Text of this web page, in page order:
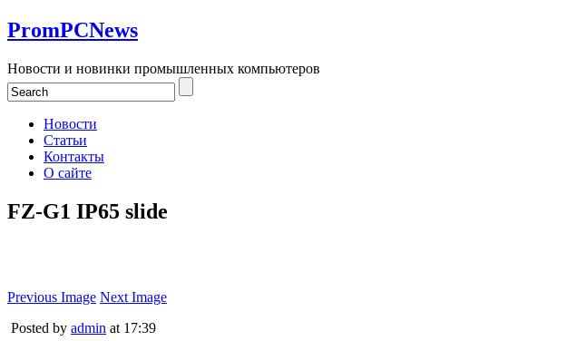
PromPCNews
Новости и новинки промышленных компьютеров
Новости
Статьи
Контакты
О сайте
FZ-G1 IP65 slide
Previous Image Next Image
Posted by admin at 17:39